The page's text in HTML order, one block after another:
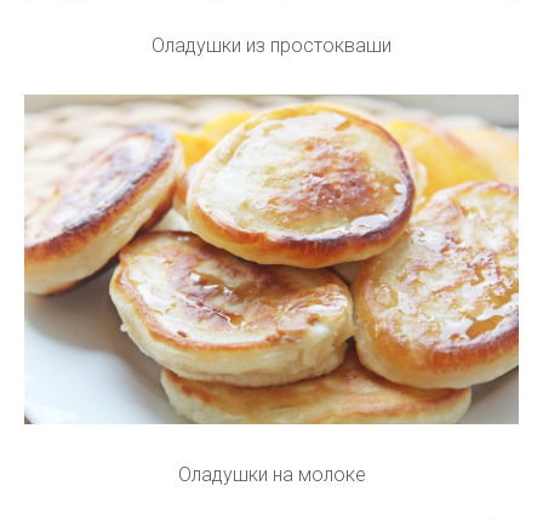
Оладушки из простокваши
Оладушки на молоке